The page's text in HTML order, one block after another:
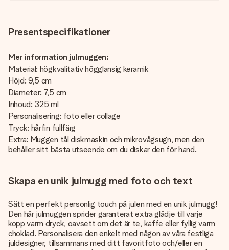
Presentspecifikationer
Mer information julmuggen:
Material: högkvalitativ högglansig keramik
Höjd: 9,5 cm
Diameter: 7,5 cm
Inhoud: 325 ml
Personalisering: foto eller collage
Tryck: hårfin fullfärg
Extra: Muggen tål diskmaskin och mikrovågsugn, men den
behåller sitt bästa utseende om du diskar den för hand.
Skapa en unik julmugg med foto och text
Sätt en perfekt personlig touch på julen med en unik julmugg!
Den här julmuggen sprider garanterat extra glädje till varje
kopp varm dryck, oavsett om det är te, kaffe eller fyllig varm
choklad. Personalisera den enkelt med någon av våra festliga
juldesigner, tillsammans med ditt favoritfoto och/eller en